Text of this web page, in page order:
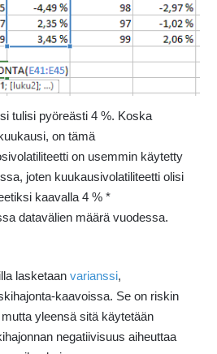
tulisi pyöreästi 4 %. Koska
on tämä
on usemmin käytetty
joten kuukausivolatiliteetti olisi
kaavalla 4 % *
datavälien määrä vuodessa.
lasketaan varianssi,
kaavoissa. Se on riskin
yleensä sitä käytetään
negatiivisuus aiheuttaa